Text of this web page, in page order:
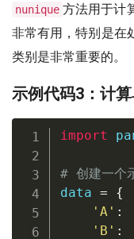
nunique 方法用于计
非常有用，特别是在
类别是非常重要的。
示例代码3：计
import
# 创建一个
data =
{
'A' :
'B' :